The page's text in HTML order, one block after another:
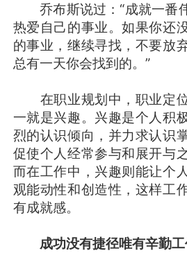
乔布斯说过：“成就一番
热爱自己的事业。如果你还
的事业，继续寻找，不要放
总有一天你会找到的。”
在职业规划中，职业定位
一就是兴趣。兴趣是个人积
烈的认识倾向，并力求认识
促使个人经常参与和展开与
而在工作中，兴趣则能让个
观能动性和创造性，这样工
有成就感。
成功没有捷径唯有辛勤工